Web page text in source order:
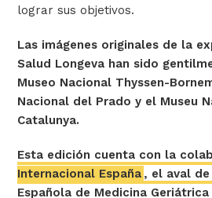
lograr sus objetivos.
Las imágenes originales de la
Salud Longeva han sido
Museo Nacional Thyssen-
Nacional del Prado y el Museu
Catalunya.
Esta edición cuenta con la
Internacional España , el aval
Española de Medicina Geriátrica